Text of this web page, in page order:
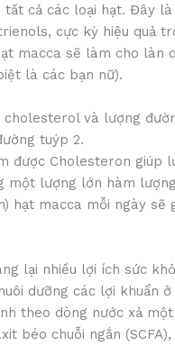
cả các loại hạt. Đây
cực kỳ hiệu quả
macca sẽ làm cho
là các bạn nữ).
và lượng
tuýp 2.
được Cholesteron
một lượng lớn hàm
hạt macca mỗi ngày
lại nhiều lợi ích sức
dưỡng các lợi khuẩn
theo dòng nước xả
béo chuỗi ngắn